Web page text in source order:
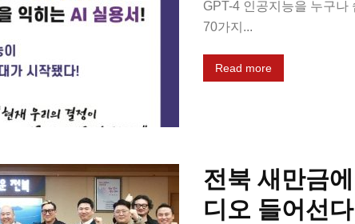
GPT-4 인공지능을 누구나
70가지...
Read more
전북 새만금
디오 들어선다